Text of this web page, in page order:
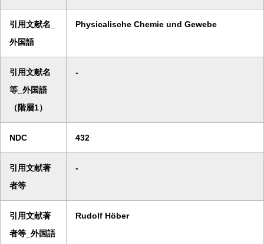
引用文献名_
外国語
Physicalische Chemie und Gewebe
引用文献名
等_外国語
（階層1）
-
NDC 432
引用文献著
者等
-
引用文献著
者等_外国語
Rudolf Höber